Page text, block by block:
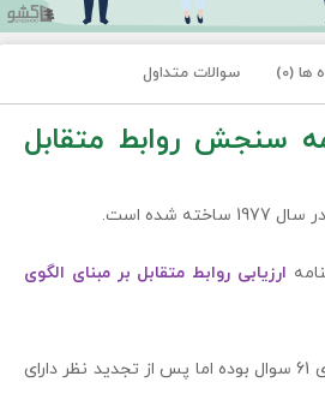
ها (0) سوالات متداول
سنجش روابط متقابل
در سال 1977 ساخته شده است.
ارزیابی روابط متقابل بر مبنای الگوی
این پرسشنامه در ابتدا دارای 61 سوال بوده اما پس از تجدید نظر دارای